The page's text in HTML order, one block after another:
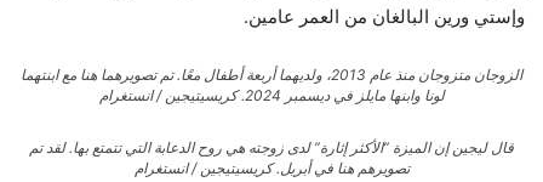
وإستي ورين البالغان من العمر عامين.
الزوجان متزوجان منذ عام 2013، ولديهما أربعة أطفال معًا. تم تصويرهما هنا مع ابنتهما
لونا وابنها مايلز في ديسمبر 2024.
كريسيتيجين / انستغرام
قال ليجين إن الميزة “الأكثر إثارة” لدى زوجته هي روح الدعابة التي تتمتع بها. لقد تم
تصويرهم هنا في أبريل.كريسيتيجين / انستغرام